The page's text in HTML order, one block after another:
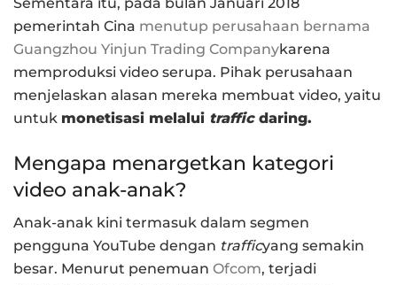
pemerintah Cina menutup perusahaan bernama
Guangzhou Yinjun Trading Companykarena
memproduksi video serupa. Pihak perusahaan
menjelaskan alasan mereka membuat video, yaitu
untuk monetisasi melalui trafficdaring.
Mengapa menargetkan kategori
video anak-anak?
Anak-anak kini termasuk dalam segmen
pengguna YouTube dengan trafficyang semakin
besar. Menurut penemuan Ofcom, terjadi